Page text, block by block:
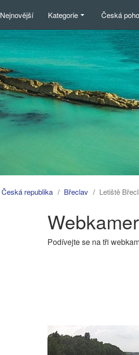
Nejnovější Kategorie Česká
Česká republika Břeclav Letiště
Podívejte se na tři